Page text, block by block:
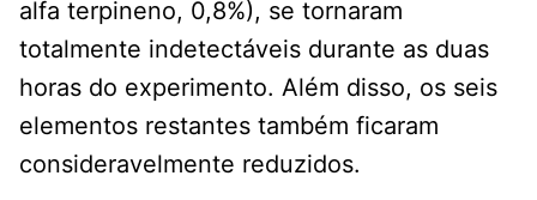
alfa terpineno, 0,8%), se tornaram
totalmente indetectáveis durante as duas
horas do experimento. Além disso, os seis
elementos restantes também ficaram
consideravelmente reduzidos.